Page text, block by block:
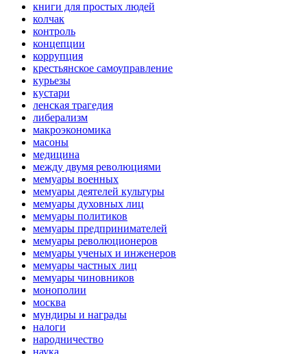
книги для простых людей
колчак
контроль
концепции
коррупция
крестьянское самоуправление
курьезы
кустари
ленская трагедия
либерализм
макроэкономика
масоны
медицина
между двумя революциями
мемуары военных
мемуары деятелей культуры
мемуары духовных лиц
мемуары политиков
мемуары предпринимателей
мемуары революционеров
мемуары ученых и инженеров
мемуары частных лиц
мемуары чиновников
монополии
москва
мундиры и награды
налоги
народничество